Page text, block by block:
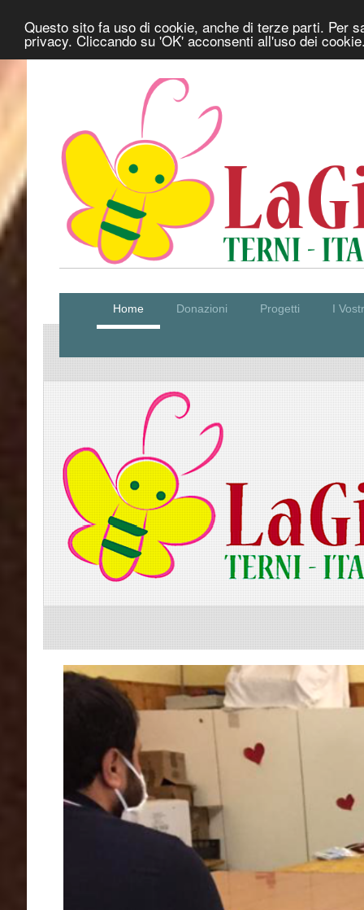
Questo sito fa uso di cookie, anche di terze parti. Per
privacy. Cliccando su 'OK' acconsenti all'uso dei
Home Donazioni Progetti I